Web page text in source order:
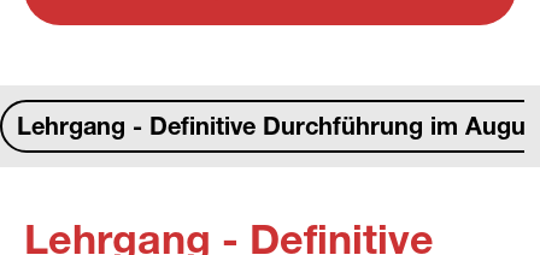
Lehrgang - Definitive Durchführung im
Lehrgang - Definitive